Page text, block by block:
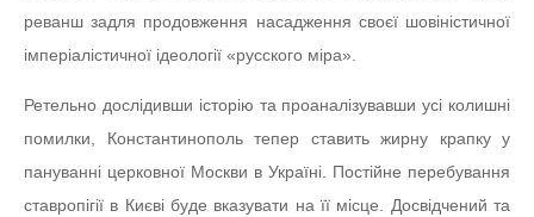
реванш задля продовження насадження своєї шовіністичної
імперіалістичної ідеології «русского міра».
Ретельно дослідивши історію та проаналізувавши усі колишні
помилки, Константинополь тепер ставить жирну крапку у
пануванні церковної Москви в Україні. Постійне перебування
ставропігії в Києві буде вказувати на її місце. Досвідчений та